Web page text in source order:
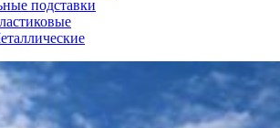
подставки